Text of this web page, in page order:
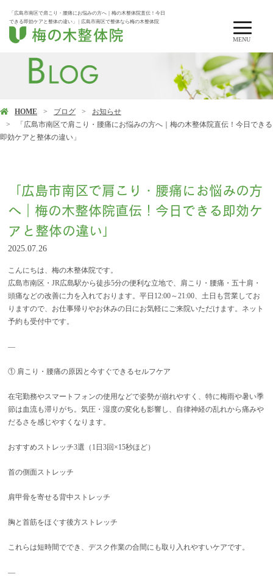
MENU
「広島市南区で肩こり・腰痛にお悩みの方へ｜梅の木整体院直伝！今日
できる即効ケアと整体の違い」 | 広島市南区で整体なら梅の木整体院
HOME ブログ
お知らせ
「広島市南区で肩こり・腰痛にお悩みの方へ｜梅の木整体院直伝！今日できる
即効ケアと整体の違い」
「広島市南区で肩こり・腰痛にお悩みの方
へ｜梅の木整体院直伝！今日できる即効ケ
アと整体の違い」
2025.07.26
こんにちは、梅の木整体院です。
広島市南区・JR広島駅から徒歩5分の便利な立地で、肩こり・腰痛・五十肩・
頭痛などの改善に力を入れております。平日12:00～21:00、土日も営業してお
りますので、お仕事帰りやお休みの日にお気軽にご来院いただけます。ネット
予約も受付中です。
—
① 肩こり・腰痛の原因と今すぐできるセルフケア
在宅勤務やスマートフォンの使用などで姿勢が崩れやすく、特に梅雨や暑い季
節は血流も滞りがち。気圧・湿度の変化も影響し、自律神経の乱れから痛みや
だるさを感じやすくなります。
おすすめストレッチ3選（1日3回×15秒ほど）
首の側面ストレッチ
肩甲骨を寄せる背中ストレッチ
胸と首筋をほぐす後方ストレッチ
これらは短時間ででき、デスク作業の合間にも取り入れやすいケアです。
—